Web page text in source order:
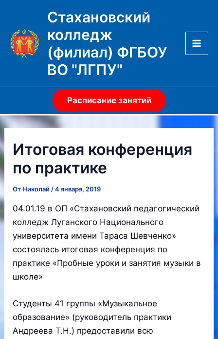
содержимому
Стахановский
колледж
(филиал) ФГБОУ
ВО "ЛГПУ"
Расписание занятий
Итоговая конференция
по практике
От Николай /4 января, 2019
04.01.19 в ОП «Стахановский педагогический
колледж Луганского Национального
университета имени Тараса Шевченко»
состоялась итоговая конференция по
практике «Пробные уроки и занятия музыки в
школе»
Студенты 41 группы «Музыкальное
образование» (руководитель практики
Андреева Т.Н.) предоставили всю